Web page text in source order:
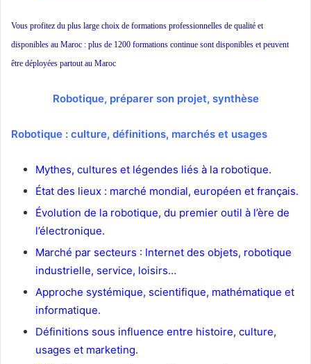
Vous profitez du plus large choix de formations professionnelles de qualité et
disponibles au Maroc : plus de 1200 formations continue sont disponibles et peuvent
être déployées partout au Maroc
Robotique, préparer son projet, synthèse
Robotique : culture, définitions, marchés et usages
Mythes, cultures et légendes liés à la robotique.
État des lieux : marché mondial, européen et français.
Évolution de la robotique, du premier outil à l’ère de
l’électronique.
Marché par secteurs : Internet des objets, robotique
industrielle, service, loisirs…
Approche systémique, scientifique, mathématique et
informatique.
Définitions sous influence entre histoire, culture,
usages et marketing.